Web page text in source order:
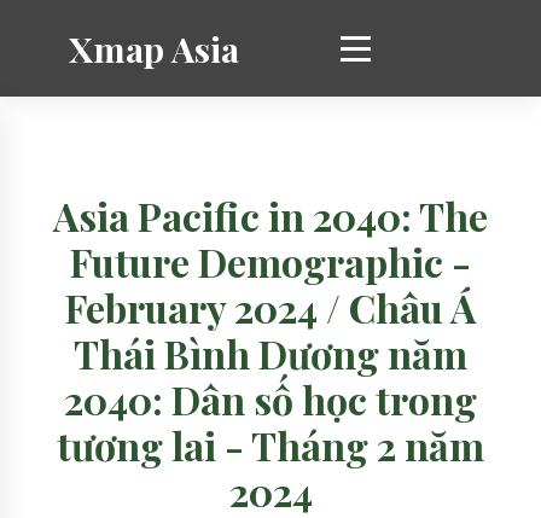
Xmap Asia
Asia Pacific in 2040: The
Future Demographic -
February 2024 / Châu Á
Thái Bình Dương năm
2040: Dân số học trong
tương lai - Tháng 2 năm
2024